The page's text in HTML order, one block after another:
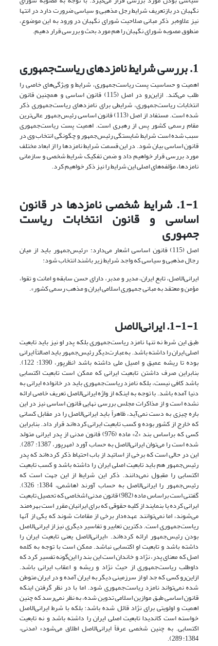
نگهبان در بازتعریف شرایط رجل مذهبی و سیاسی ضرورت دارد در انتها
نیز علاوه‌بر ذکر مبانی صلاحیت شورای نگهبان در ورود به این موضوع،
منطوق مصوبه‌ شورای نگهبان را هم مورد بحث و بررسی قرار دهیم.
1.‌ بررسی شرایط نامزدهای ریاست‌جمهوری
اهمیت و حساسیت پست ریاست‌جمهوری، شرایط و وی‍‍‍ژگی‌های خاصی را
طلب می‌کند. از‌این‌رو در اصل (115) قانون اساسی و همچنین قانون
انتخابات ریاست‌جمهوری، شرایطی برای نامزدهای ریاست‌جمهوری ذکر
شده است. مستفاد از اصل (113) قانون اساسی رئیس‌جمهور عالی‌ترین
مقام رسمی کشور پس از رهبری است. اهمیت پست ریاست‌جمهوری
سبب شده است شرایط شایستگی رئیس‌جمهور و چگونگی انتخاب وی در
قانون اساسی بیان شود. در این قسمت شرایط نامزدها را از ابعاد مختلف
مورد بررسی قرار خواهیم داد و ضمن تفکیک شرایط شخصی و سازمانی
نامزدها، مؤلفه‌های اصلی این شرایط را نیز ذکر خواهیم کرد.
1-1. شرایط شخصی نامزدها در قانون
اساسی و قانون انتخابات ریاست
جمهوری
اصل (115) قانون اساسی اشعار می‌دارد: «رئیس‌جمهور باید از میان
رجال مذهبی و سیاسی که واجد شرایط زیر باشند انتخاب شود:
ایرانی‌الاصل، تابع ایران، مدیر و مدبر، دارای حسن سابقه و امانت و تقوا،
مؤمن و معتقد به مبانی جمهوری اسلامی ایران و مذهب رسمی کشور».
1-1-1. ایرانی‌الاصل
طبق این شرط نه تنها نامزد ریاست‌جمهوری بلکه پدر او نیز باید تابعیت
اصلی ایران را داشته باشد. به‌عبارت‌دیگر رئیس‌جمهور باید اصالتاً ایرانی
بوده تا ریشه عمیق و اصیل ملی داشته باشد (نظر‌پور، 1390: 122).
بنابراین صرف داشتن تابعیت ایرانی که ممکن است تابعیت اکتسابی
باشد کافی نیست، بلکه نامزد ریاست‌جمهوری باید در خانواده ایرانی به
دنیا آمده باشد. با توجه به اینکه از واژه ایرانی‌الاصل تعریف خاصی ارائه
نشده است و از مذاکرات مجلس بررسی نهایی قانون اساسی نیز در این
باره چیزی به دست نمی‌آید، ظاهراً باید ایرانی‌الاصل را در مقابل کسانی
که خارج از کشور بوده و کسب تابعیت ایرانی کرده‌اند قرار داد. بنابراین
کسی که براساس بند «2» ماده (976) قانون مدنی از پدر ایرانی متولد
شده است را می‌توان ایرانی‌الاصل به حساب آورد (مهرپور، 1387: 287).
این در حالی است که برخی از اساتید از باب احتیاط ذکر کرده‌اند که پدر
رئیس‌جمهور هم باید تابعیت اصلی ایران را داشته باشد و کسب تابعیت
اکتسابی را مقبول نمی‌دانند. ذکر این شرایط از این جهت است که
رئیس‌جمهور را ایرانی‌الاصل به حساب آورند (هاشمی، 1384: 326).
گفتنی است براساس ماده (982) قانون مدنی اشخاصی که تحصیل تابعیت
ایرانی کرده یا بنمایند از کلیه حقوقی که برای ایرانیان مقرر است بهره‌مند
می‌شوند، اما نمی‌توانند عهده‌دار برخی از مقامات شوند که یکی از آنها
ریاست‌جمهوری است. دکترین تعابیر و تفاسیر دیگری نیز از ایرانی‌الاصل
بودن رئیس‌جمهور ارائه کرده‌اند. «ایرانی‌الاصل یعنی تابعیت ایران را
داشته باشد و تابعیت او اکتسابی نباشد. ممکن است با توجه به کلمه
اصل که معنای پدر، نژاد و خاندان است این بند را این‌گونه تفسیر کرد که
داوطلب ریاست‌جمهوری از حیث نژاد و ریشه و اعقاب ایرانی باشد.
از‌این‌رو کسی که جد او از سرزمینی دیگر به ایران آمده و در ایران متوطن
شده نمی‌تواند نامزد ریاست‌جمهوری شود. اما با در نظر گرفتن اینکه
قانون اساسی طبق موازین اسلامی تدوین شده، به نظر نمی‌رسد که چنین
اهمیت و اولویتی برای نژاد قائل شده باشد؛ بلکه با شرط ایرانی‌الاصل
خواسته است کاندیدا تابعیت اصلی ایران را داشته باشد و نه تابعیت
اکتسابی. به چنین شخصی عرفاً ایرانی‌الاصل اطلاق می‌شود» (مدنی،
1384: 289).